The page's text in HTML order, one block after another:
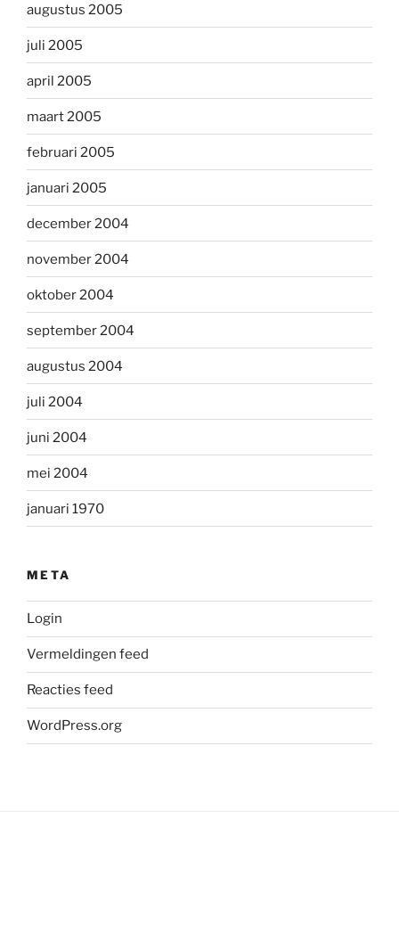
augustus 2005
juli 2005
april 2005
maart 2005
februari 2005
januari 2005
december 2004
november 2004
oktober 2004
september 2004
augustus 2004
juli 2004
juni 2004
mei 2004
januari 1970
META
Login
Vermeldingen feed
Reacties feed
WordPress.org